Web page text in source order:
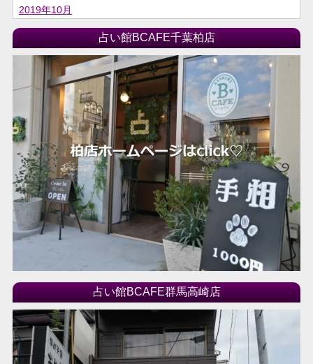
2019年10月
2019年06月
2019年04月
2019年03月
2018年04月
2018年03月
2018年02月
2018年01月
2017年12月
2017年11月
2017年10月
2017年09月
2017年08月
2017年07月
2017年05月
2017年04月
2017年03月
占い館BCAFE千葉柏店
占い館BCAFE群馬高崎店